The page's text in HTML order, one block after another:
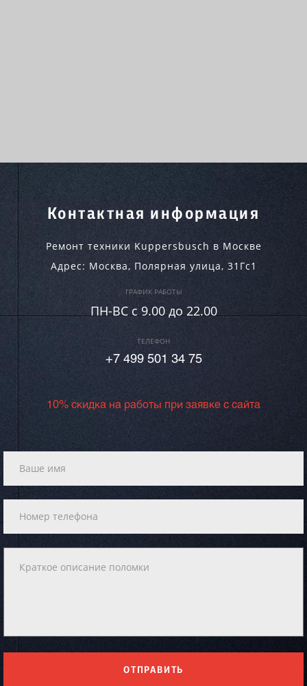
Контактная информация
Ремонт техники Kuppersbusch в Москве
Адрес: Москва, Полярная улица, 31Гс1
ГРАФИК РАБОТЫ
ПН-ВC c 9.00 до 22.00
ТЕЛЕФОН
+7 499 501 34 75
10% скидка на работы при заявке с сайта
ОТПРАВИТЬ